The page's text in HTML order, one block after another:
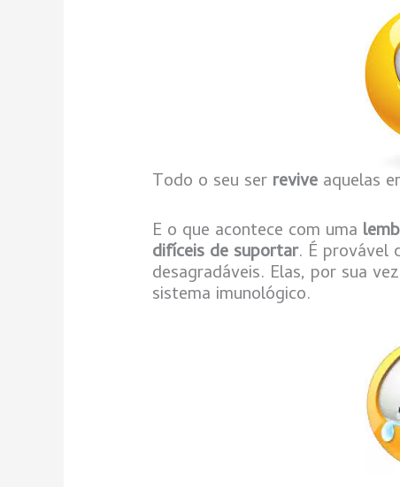
Todo o seu ser revive aquelas
E o que acontece com uma
difíceis de suportar. É provável
desagradáveis. Elas, por sua
sistema imunológico.